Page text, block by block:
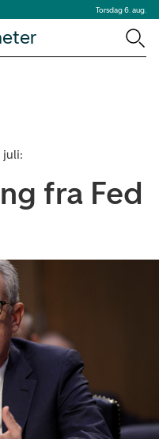
Torsdag 6. aug.
juli:
fra Fed